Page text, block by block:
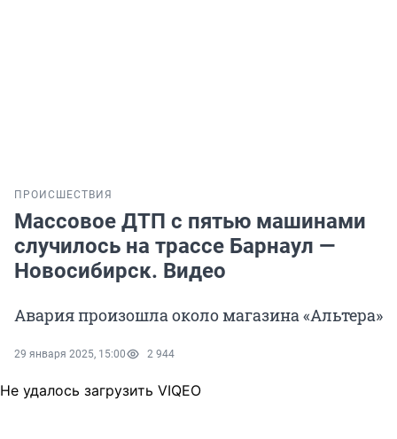
ПРОИСШЕСТВИЯ
Массовое ДТП с пятью машинами
случилось на трассе Барнаул —
Новосибирск. Видео
Авария произошла около магазина «Альтера»
29 января 2025, 15:00 2 944
Не удалось загрузить VIQEO